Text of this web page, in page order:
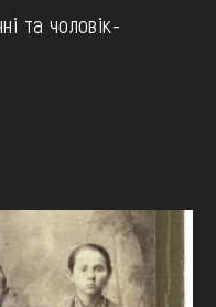
та чоловік-